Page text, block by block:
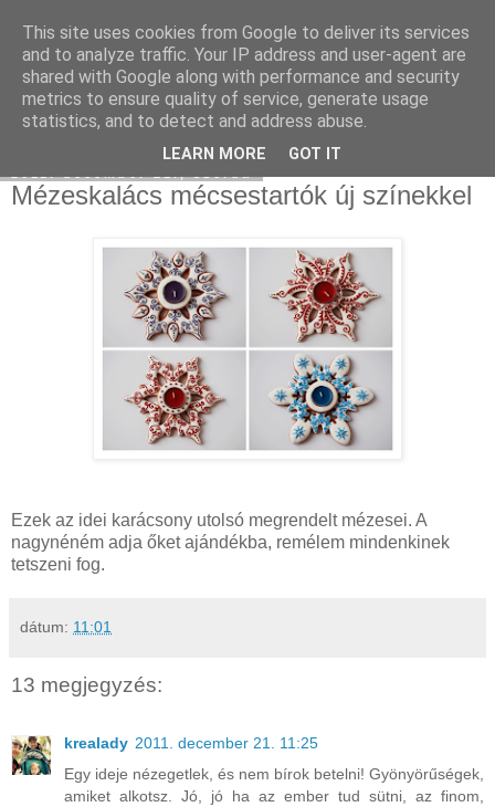
Moha Konyha
Mézeskalács mécsestartók új színekkel
Ezek az idei karácsony utolsó megrendelt mézesei. A
nagynéném adja őket ajándékba, remélem mindenkinek
tetszeni fog.
dátum: 11:01
13 megjegyzés:
krealady 2011. december 21. 11:25
Egy ideje nézegetlek, és nem bírok betelni! Gyönyörűségek,
amiket alkotsz. Jó, jó ha az ember tud sütni, az finom,
This site uses cookies from Google to deliver its services
and to analyze traffic. Your IP address and user-agent are
shared with Google along with performance and security
metrics to ensure quality of service, generate usage
statistics, and to detect and address abuse.
LEARN MORE GOT IT